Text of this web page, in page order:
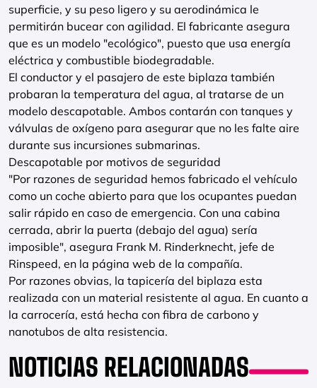
superficie, y su peso ligero y su aerodinámica le
permitirán bucear con agilidad. El fabricante asegura
que es un modelo "ecológico", puesto que usa energía
eléctrica y combustible biodegradable.
El conductor y el pasajero de este biplaza también
probaran la temperatura del agua, al tratarse de un
modelo descapotable. Ambos contarán con tanques y
válvulas de oxígeno para asegurar que no les falte aire
durante sus incursiones submarinas.
Descapotable por motivos de seguridad
"Por razones de seguridad hemos fabricado el vehículo
como un coche abierto para que los ocupantes puedan
salir rápido en caso de emergencia. Con una cabina
cerrada, abrir la puerta (debajo del agua) sería
imposible", asegura Frank M. Rinderknecht, jefe de
Rinspeed, en la página web de la compañía.
Por razones obvias, la tapicería del biplaza esta
realizada con un material resistente al agua. En cuanto a
la carrocería, está hecha con fibra de carbono y
nanotubos de alta resistencia.
NOTICIAS RELACIONADAS